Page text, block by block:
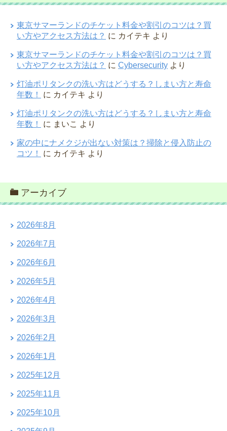
東京サマーランドのチケット料金や割引のコツは？買
い方やアクセス方法は？ に カイテキ より
東京サマーランドのチケット料金や割引のコツは？買
い方やアクセス方法は？ に Cybersecurity より
灯油ポリタンクの洗い方はどうする？しまい方と寿命
年数！
に カイテキ より
灯油ポリタンクの洗い方はどうする？しまい方と寿命
年数！
に まいこ より
家の中にナメクジが出ない対策は？掃除と侵入防止の
コツ！
に カイテキ より
アーカイブ
2026年8月
2026年7月
2026年6月
2026年5月
2026年4月
2026年3月
2026年2月
2026年1月
2025年12月
2025年11月
2025年10月